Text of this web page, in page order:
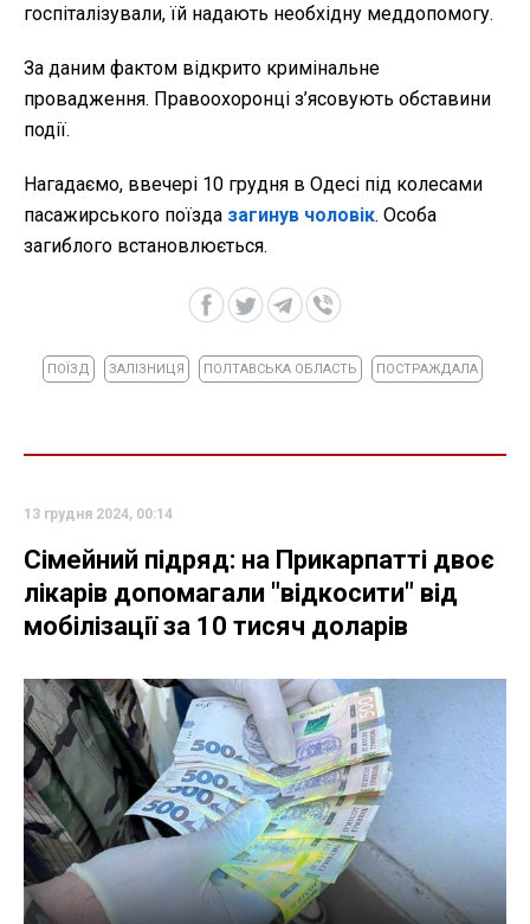
госпіталізували, їй надають необхідну меддопомогу.
За даним фактом відкрито кримінальне
провадження. Правоохоронці з’ясовують обставини
події.
Нагадаємо, ввечері 10 грудня в Одесі під колесами
пасажирського поїзда загинув чоловік. Особа
загиблого встановлюється.
ПОЇЗД ЗАЛІЗНИЦЯ ПОЛТАВСЬКА ОБЛАСТЬ ПОСТРАЖДАЛА
13 грудня 2024, 00:14
Сімейний підряд: на Прикарпатті двоє
лікарів допомагали "відкосити" від
мобілізації за 10 тисяч доларів